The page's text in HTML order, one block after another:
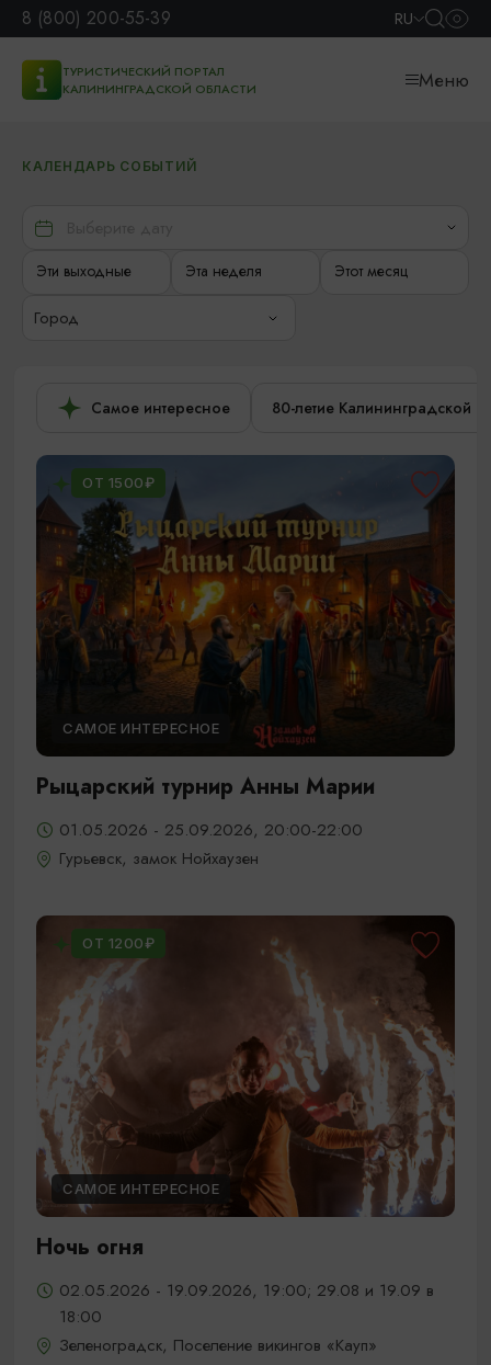
8 (800) 200-55-39 RU
ТУРИСТИЧЕСКИЙ ПОРТАЛ
КАЛИНИНГРАДСКОЙ ОБЛАСТИ
Меню
КАЛЕНДАРЬ СОБЫТИЙ
Эти выходные Эта неделя Этот месяц
Город
Самое интересное 80-летие Калининградской
ОТ 1500₽
САМОЕ ИНТЕРЕСНОЕ
Рыцарский турнир Анны Марии
01.05.2026 - 25.09.2026, 20:00-22:00
Гурьевск, замок Нойхаузен
ОТ 1200₽
САМОЕ ИНТЕРЕСНОЕ
Ночь огня
02.05.2026 - 19.09.2026, 19:00; 29.08 и 19.09 в
18:00
Зеленоградск, Поселение викингов «Кауп»